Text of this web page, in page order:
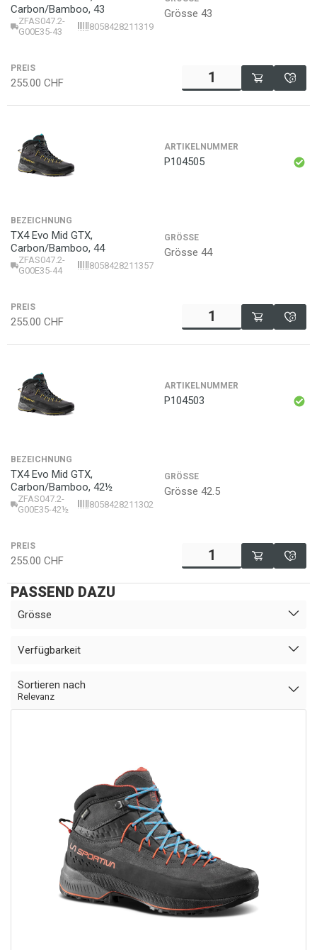
Carbon/Bamboo, 43
ZFAS047.2-
G00E35-43
8058428211319
Grösse 43
PREIS
255.00 CHF
ARTIKELNUMMER
P104505
BEZEICHNUNG
TX4 Evo Mid GTX,
Carbon/Bamboo, 44
ZFAS047.2-
G00E35-44
8058428211357
GRÖSSE
Grösse 44
PREIS
255.00 CHF
ARTIKELNUMMER
P104503
BEZEICHNUNG
TX4 Evo Mid GTX,
Carbon/Bamboo, 42½
ZFAS047.2-
G00E35-42½
8058428211302
GRÖSSE
Grösse 42.5
PREIS
255.00 CHF
PASSEND DAZU
Grösse
Verfügbarkeit
Sortieren nach
Relevanz